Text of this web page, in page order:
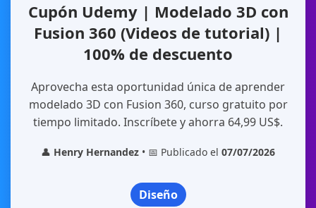
Cupón Udemy | Modelado 3D con
Fusion 360 (Videos de tutorial) |
100% de descuento
Aprovecha esta oportunidad única de aprender
modelado 3D con Fusion 360, curso gratuito por
tiempo limitado. Inscríbete y ahorra 64,99 US$.
👤 Henry Hernandez • 📅 Publicado el 07/07/2026
Diseño